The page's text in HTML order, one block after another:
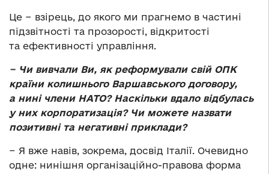
Це − взірець, до якого ми прагнемо в частині
підзвітності та прозорості, відкритості
та ефективності управління.
− Чи вивчали Ви, як реформували свій ОПК
країни колишнього Варшавського договору,
а нині члени НАТО? Наскільки вдало відбулась
у них корпоратизація? Чи можете назвати
позитивні та негативні приклади?
− Я вже навів, зокрема, досвід Італії. Очевидно
одне: нинішня організаційно-правова форма